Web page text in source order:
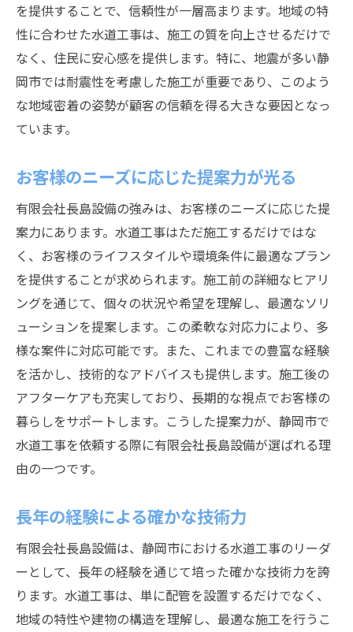
静岡市の水道工事特性に対応した施工方法の秘
密
地形に適した配管設計の工夫
気候変動に対応する素材選び
地域特有の問題を解決する施工実績
施工環境に合わせた柔軟な対応
お客様の信頼を得る水道工事の柔軟な対応力と
は
顧客の声を反映したカスタマイズ施工
緊急時の迅速な対応体制
多様なニーズに応える提案力
施工後のフォローアップ体制
トラブルを未然に防ぐための取り組み
地域社会との信頼関係の構築
水道工事のプロ有限会社長島設備が選ばれる背
景
顧客の期待を超えるサービス提供
持続可能な施工を目指した取り組み
地域行事への積極的な参加と貢献
施工品質向上のための継続的な研修
長期的な信頼関係構築を目指す姿勢
を提供することで、信頼性が一層高まります。地域の特
性に合わせた水道工事は、施工の質を向上させるだけで
なく、住民に安心感を提供します。特に、地震が多い静
岡市では耐震性を考慮した施工が重要であり、このよう
な地域密着の姿勢が顧客の信頼を得る大きな要因となっ
ています。
お客様のニーズに応じた提案力が光る
有限会社長島設備の強みは、お客様のニーズに応じた提
案力にあります。水道工事はただ施工するだけではな
く、お客様のライフスタイルや環境条件に最適なプラン
を提供することが求められます。施工前の詳細なヒアリ
ングを通じて、個々の状況や希望を理解し、最適なソリ
ューションを提案します。この柔軟な対応力により、多
様な案件に対応可能です。また、これまでの豊富な経験
を活かし、技術的なアドバイスも提供します。施工後の
アフターケアも充実しており、長期的な視点でお客様の
暮らしをサポートします。こうした提案力が、静岡市で
水道工事を依頼する際に有限会社長島設備が選ばれる理
由の一つです。
長年の経験による確かな技術力
有限会社長島設備は、静岡市における水道工事のリーダ
ーとして、長年の経験を通じて培った確かな技術力を誇
ります。水道工事は、単に配管を設置するだけでなく、
地域の特性や建物の構造を理解し、最適な施工を行うこ